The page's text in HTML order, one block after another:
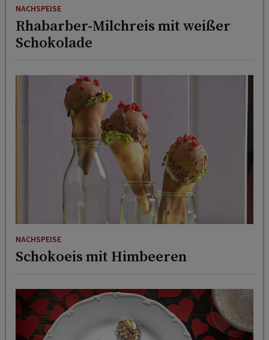
NACHSPEISE
Rhabarber-Milchreis mit weißer
Schokolade
NACHSPEISE
Schokoeis mit Himbeeren